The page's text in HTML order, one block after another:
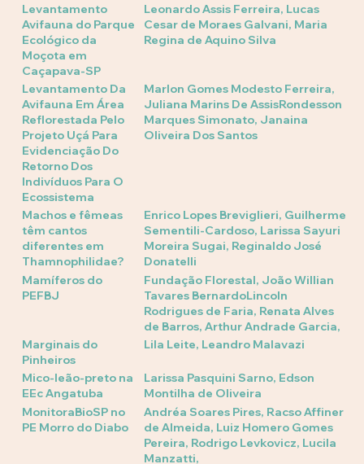
Levantamento
Avifauna do Parque
Ecológico da
Moçota em
Caçapava-SP
Leonardo Assis Ferreira, Lucas
Cesar de Moraes Galvani, Maria
Regina de Aquino Silva
Levantamento Da
Avifauna Em Área
Reflorestada Pelo
Projeto Uçá Para
Evidenciação Do
Retorno Dos
Indivíduos Para O
Ecossistema
Marlon Gomes Modesto Ferreira,
Juliana Marins De AssisRondesson
Marques Simonato, Janaina
Oliveira Dos Santos
Machos e fêmeas
têm cantos
diferentes em
Thamnophilidae?
Enrico Lopes Breviglieri, Guilherme
Sementili-Cardoso, Larissa Sayuri
Moreira Sugai, Reginaldo José
Donatelli
Mamíferos do
PEFBJ
Fundação Florestal, João Willian
Tavares BernardoLincoln
Rodrigues de Faria, Renata Alves
de Barros, Arthur Andrade Garcia,
Marginais do
Pinheiros
Lila Leite, Leandro Malavazi
Mico-leão-preto na
EEc Angatuba
Larissa Pasquini Sarno, Edson
Montilha de Oliveira
MonitoraBioSP no
PE Morro do Diabo
Andréa Soares Pires, Racso Affiner
de Almeida, Luiz Homero Gomes
Pereira, Rodrigo Levkovicz, Lucila
Manzatti,